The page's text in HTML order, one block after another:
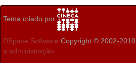
Tema criado por
DSpace Software Copyright © 2002-2010
a administração